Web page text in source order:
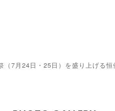
7月24日・25日）を盛り上げる